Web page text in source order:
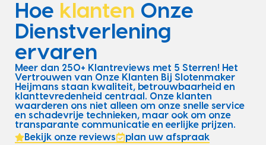
Hoe klanten Onze
Dienstverlening
ervaren
Meer dan 250+ Klantreviews met 5 Sterren! Het
Vertrouwen van Onze Klanten Bij Slotenmaker
Heijmans staan kwaliteit, betrouwbaarheid en
klanttevredenheid centraal. Onze klanten
waarderen ons niet alleen om onze snelle service
en schadevrije technieken, maar ook om onze
transparante communicatie en eerlijke prijzen.
Bekijk onze reviews
plan uw afspraak